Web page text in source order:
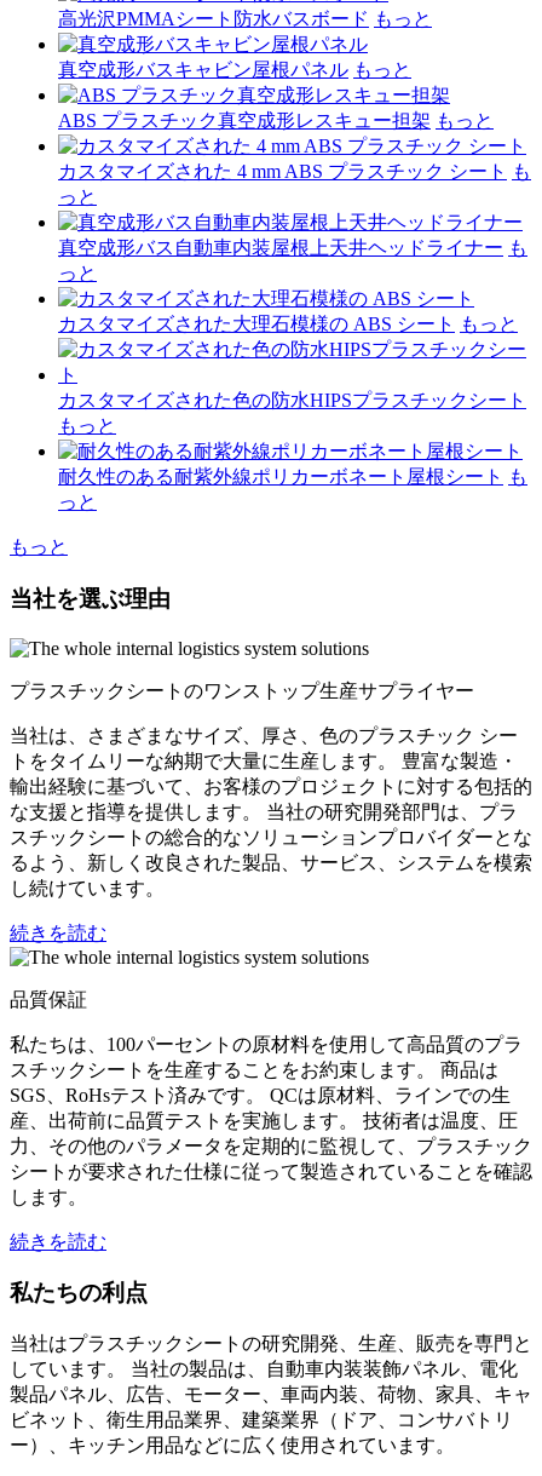
高光沢PMMAシート防水バスボード もっと
真空成形バスキャビン屋根パネル もっと
ABS プラスチック真空成形レスキュー担架 もっと
カスタマイズされた 4 mm ABS プラスチック シート
も
っと
真空成形バス自動車内装屋根上天井ヘッドライナー も
っと
カスタマイズされた大理石模様の ABS シート もっと
カスタマイズされた色の防水HIPSプラスチックシート
もっと
耐久性のある耐紫外線ポリカーボネート屋根シート
も
っと
もっと
当社を選ぶ理由
プラスチックシートのワンストップ生産サプライヤー
当社は、さまざまなサイズ、厚さ、色のプラスチック シー
トをタイムリーな納期で大量に生産します。 豊富な製造・
輸出経験に基づいて、お客様のプロジェクトに対する包括的
な支援と指導を提供します。 当社の研究開発部門は、プラ
スチックシートの総合的なソリューションプロバイダーとな
るよう、新しく改良された製品、サービス、システムを模索
し続けています。
続きを読む
品質保証
私たちは、100パーセントの原材料を使用して高品質のプラ
スチックシートを生産することをお約束します。 商品は
SGS、RoHsテスト済みです。 QCは原材料、ラインでの生
産、出荷前に品質テストを実施します。 技術者は温度、圧
力、その他のパラメータを定期的に監視して、プラスチック
シートが要求された仕様に従って製造されていることを確認
します。
続きを読む
私たちの利点
当社はプラスチックシートの研究開発、生産、販売を専門と
しています。 当社の製品は、自動車内装装飾パネル、電化
製品パネル、広告、モーター、車両内装、荷物、家具、キャ
ビネット、衛生用品業界、建築業界（ドア、コンサバトリ
ー）、キッチン用品などに広く使用されています。